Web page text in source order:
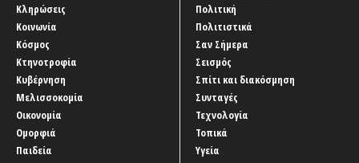
Κληρώσεις
Κοινωνία
Κόσμος
Κτηνοτροφία
Κυβέρνηση
Μελισσοκομία
Οικονομία
Ομορφιά
Παιδεία
Πολιτική
Πολιτιστικά
Σαν Σήμερα
Σεισμός
Σπίτι και διακόσμηση
Συνταγές
Τεχνολογία
Τοπικά
Υγεία